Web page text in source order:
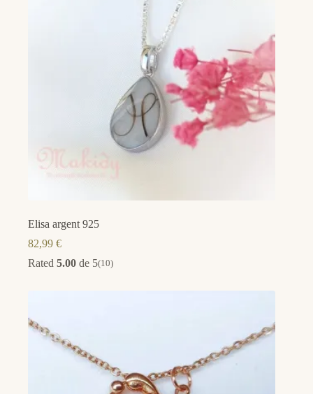
Elisa argent 925
82,99 €
Rated 5.00 de 5(10)